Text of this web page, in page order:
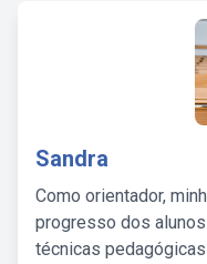
Sandra
Como orientador,
progresso dos
técnicas